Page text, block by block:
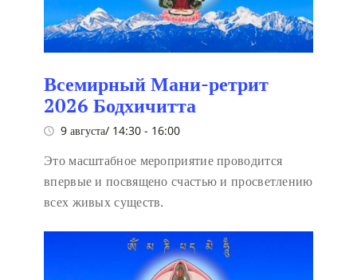
Всемирный Мани-ретрит
2026 Бодхичитта
9 августа/ 14:30 - 16:00
Это масштабное мероприятие проводится
впервые и посвящено счастью и просветлению
всех живых существ.